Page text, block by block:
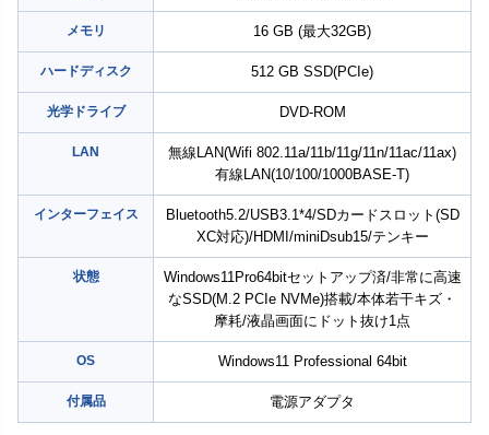
メモリ 16 GB (最大32GB)
ハードディスク 512 GB SSD(PCIe)
光学ドライブ DVD-ROM
LAN
無線LAN(Wifi 802.11a/11b/11g/11n/11ac/11ax)
有線LAN(10/100/1000BASE-T)
インターフェイス
Bluetooth5.2/USB3.1*4/SDカードスロット(SD
XC対応)/HDMI/miniDsub15/テンキー
状態
Windows11Pro64bitセットアップ済/非常に高速
なSSD(M.2 PCIe NVMe)搭載/本体若干キズ・
摩耗/液晶画面にドット抜け1点
OS Windows11 Professional 64bit
付属品 電源アダプタ